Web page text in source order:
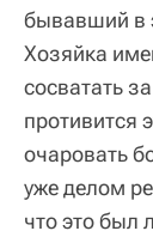
бывавший в
Хозяйка
сосватать
противится
очаровать
уже делом
что это был